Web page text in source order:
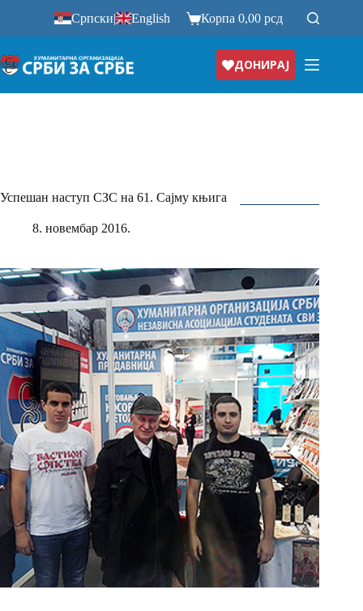
Српски| English Корпа0,00рсд
ДОНИРАЈ
Успешан наступ СЗС на 61. Сајму књига
8. новембар 2016.